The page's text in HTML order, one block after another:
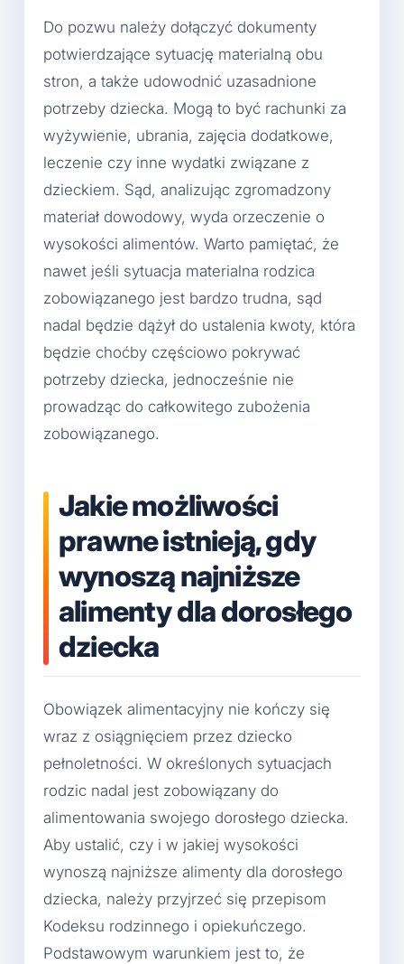
Do pozwu należy dołączyć dokumenty
potwierdzające sytuację materialną obu
stron, a także udowodnić uzasadnione
potrzeby dziecka. Mogą to być rachunki za
wyżywienie, ubrania, zajęcia dodatkowe,
leczenie czy inne wydatki związane z
dzieckiem. Sąd, analizując zgromadzony
materiał dowodowy, wyda orzeczenie o
wysokości alimentów. Warto pamiętać, że
nawet jeśli sytuacja materialna rodzica
zobowiązanego jest bardzo trudna, sąd
nadal będzie dążył do ustalenia kwoty, która
będzie choćby częściowo pokrywać
potrzeby dziecka, jednocześnie nie
prowadząc do całkowitego zubożenia
zobowiązanego.
Jakie możliwości
prawne istnieją, gdy
wynoszą najniższe
alimenty dla dorosłego
dziecka
Obowiązek alimentacyjny nie kończy się
wraz z osiągnięciem przez dziecko
pełnoletności. W określonych sytuacjach
rodzic nadal jest zobowiązany do
alimentowania swojego dorosłego dziecka.
Aby ustalić, czy i w jakiej wysokości
wynoszą najniższe alimenty dla dorosłego
dziecka, należy przyjrzeć się przepisom
Kodeksu rodzinnego i opiekuńczego.
Podstawowym warunkiem jest to, że